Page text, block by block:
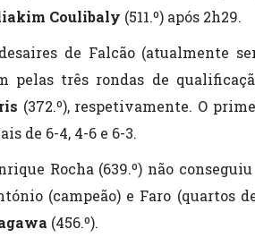
Coulibaly (511.º) após 2h29.
de Falcão (atualmente
pelas três rondas de
(372.º), respetivamente. O
de 6-4, 4-6 e 6-3.
Rocha (639.º) não
(campeão) e Faro (quartos
(456.º).